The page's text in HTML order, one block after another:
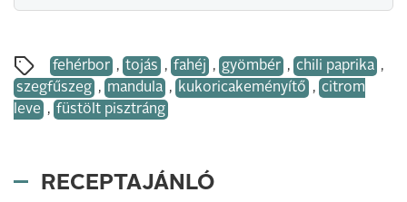
fehérbor , tojás , fahéj , gyömbér , chili paprika ,
szegfűszeg , mandula , kukoricakeményítő , citrom
leve , füstölt pisztráng
RECEPTAJÁNLÓ